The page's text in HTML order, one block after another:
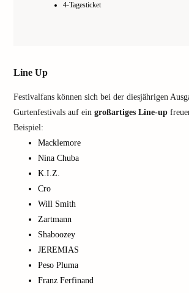
4-Tagesticket
Line Up
Festivalfans können sich bei der diesjährigen
Gurtenfestivals auf ein großartiges Line-up
Beispiel:
Macklemore
Nina Chuba
K.I.Z.
Cro
Will Smith
Zartmann
Shaboozey
JEREMIAS
Peso Pluma
Franz Ferfinand